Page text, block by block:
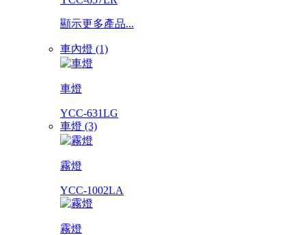
顯示更多產品...
車內燈 (1)
車燈
YCC-631LG
車燈 (3)
霧燈
YCC-1002LA
霧燈